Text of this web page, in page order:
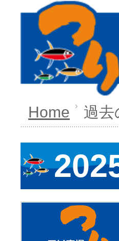
Home 過去